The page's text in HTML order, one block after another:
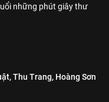
những phút giây thư
Thu Trang, Hoàng Sơn